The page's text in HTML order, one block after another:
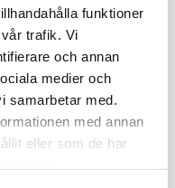
funktioner
trafik. Vi
och annan
medier och
samarbetar med.
med annan
eller som de har
kostnadsfri